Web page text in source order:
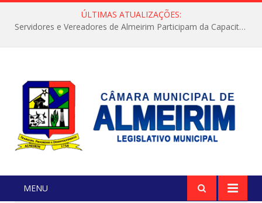
ÚLTIMAS ATUALIZAÇÕES:
Servidores e Vereadores de Almeirim Participam da Capacitação “Orientar é a Nossa Missão”
MENU